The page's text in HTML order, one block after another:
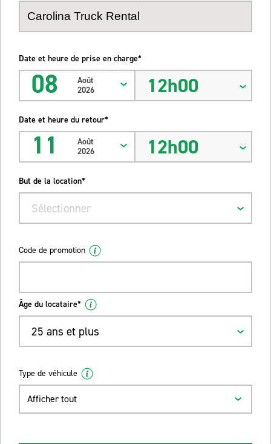
Date et heure de prise en charge*
08
Août
2026
12h00
Date et heure du retour*
11
Août
2026
12h00
But de la location*
Sélectionner
Code de promotion
Âge du locataire*
25 ans et plus
Type de véhicule
Afficher tout